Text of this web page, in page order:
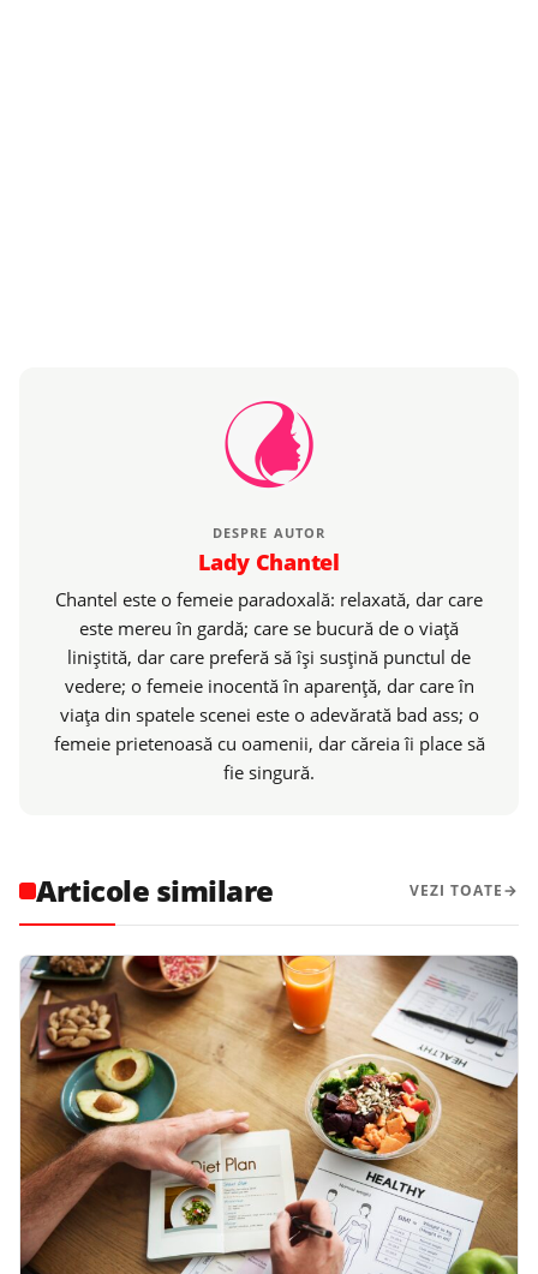
DESPRE AUTOR
Lady Chantel
Chantel este o femeie paradoxală: relaxată, dar care
este mereu în gardă; care se bucură de o viaţă
liniştită, dar care preferă să îşi susţină punctul de
vedere; o femeie inocentă în aparenţă, dar care în
viaţa din spatele scenei este o adevărată bad ass; o
femeie prietenoasă cu oamenii, dar căreia îi place să
fie singură.
Articole similare VEZI TOATE